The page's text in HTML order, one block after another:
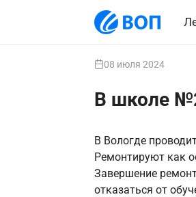
08 июля 2024
В школе
В Вологде
Ремонтируют как
Завершение
отказаться от